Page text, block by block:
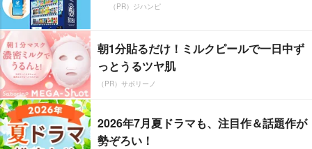
（PR）ジハンピ
朝1分貼るだけ！ミルクピールで一日中ず
っとうるツヤ肌
（PR）サボリーノ
2026年7月夏ドラマも、注目作＆話題作が
勢ぞろい！